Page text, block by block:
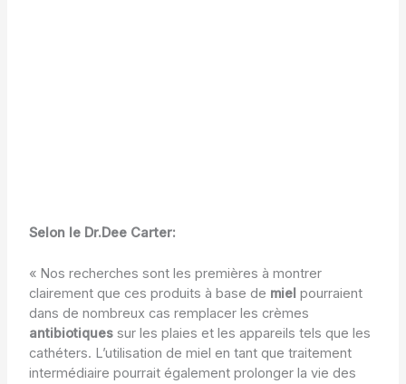
Selon le Dr.Dee Carter:
« Nos recherches sont les premières à montrer
clairement que ces produits à base de miel pourraient
dans de nombreux cas remplacer les crèmes
antibiotiquessur les plaies et les appareils tels que les
cathéters. L’utilisation de miel en tant que traitement
intermédiaire pourrait également prolonger la vie des